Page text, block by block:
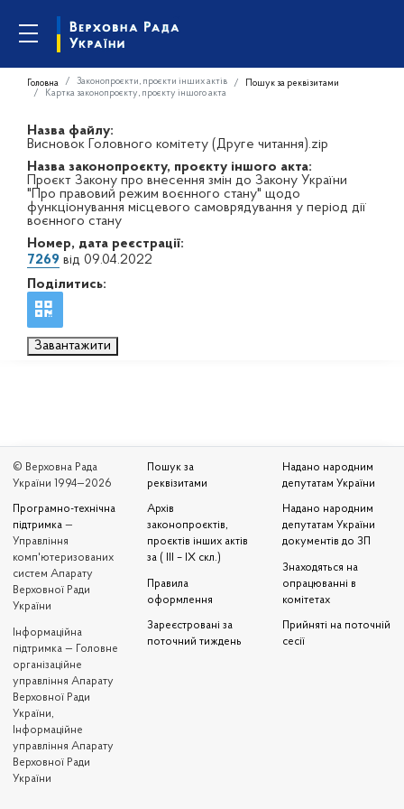
Головна Законопроєкти, проєкти інших актів
Пошук за реквізитами
Картка законопроєкту, проєкту іншого акта
Назва файлу:
Висновок Головного комітету (Друге читання).zip
Назва законопроєкту, проєкту іншого акта:
Проєкт Закону про внесення змін до Закону України
"Про правовий режим воєнного стану" щодо
функціонування місцевого самоврядування у період дії
воєнного стану
Номер, дата реєстрації:
7269 від 09.04.2022
Поділитись:
Завантажити
© Верховна Рада
України 1994—2026
Програмно-технічна
підтримка —
Управління
комп'ютеризованих
систем Апарату
Верховної Ради
України
Iнформаційна
підтримка — Головне
організаційне
управління Апарату
Верховної Ради
України,
Інформаційне
управління Апарату
Верховної Ради
України
Пошук за
реквізитами
Архів
законопроєктів,
проєктів інших актів
за ( III – IX скл.)
Правила
оформлення
Зареєстровані за
поточний тиждень
Надано народним
депутатам України
Надано народним
депутатам України
документів до ЗП
Знаходяться на
опрацюванні в
комітетах
Прийняті на поточній
сесії